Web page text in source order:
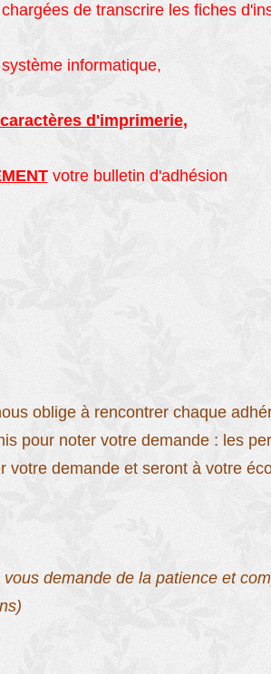
de transcrire les fiches
informatique,
caractères d'imprimerie,
votre bulletin d'adhésion
oblige à rencontrer chaque
pour noter votre demande : les
demande et seront à votre
demande de la patience et